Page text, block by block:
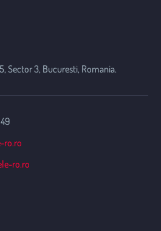
Sector 3, Bucuresti, Romania.
ro.ro
ro.ro